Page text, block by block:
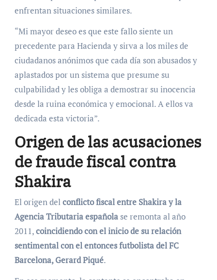
enfrentan situaciones similares.
“Mi mayor deseo es que este fallo siente un
precedente para Hacienda y sirva a los miles de
ciudadanos anónimos que cada día son abusados y
aplastados por un sistema que presume su
culpabilidad y les obliga a demostrar su inocencia
desde la ruina económica y emocional. A ellos va
dedicada esta victoria”.
Origen de las acusaciones
de fraude fiscal contra
Shakira
El origen del conflicto fiscal entre Shakira y la
Agencia Tributaria españolase remonta al año
2011,coincidiendo con el inicio de su relación
sentimental con el entonces futbolista del FC
Barcelona, Gerard Piqué.